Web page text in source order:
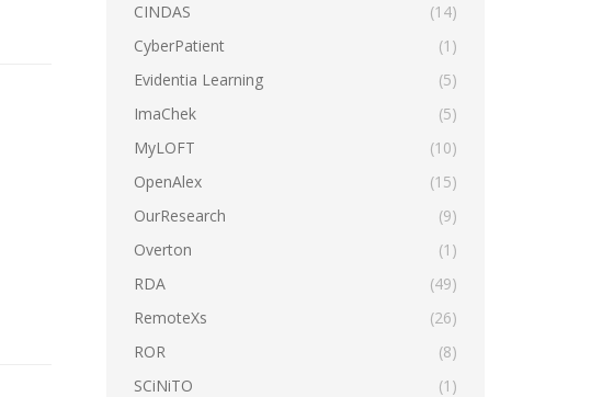
CINDAS
(14)
CyberPatient
(1)
Evidentia Learning
(5)
ImaChek
(5)
MyLOFT
(10)
OpenAlex
(15)
OurResearch
(9)
Overton
(1)
RDA
(49)
RemoteXs
(26)
ROR
(8)
SCiNiTO
(1)